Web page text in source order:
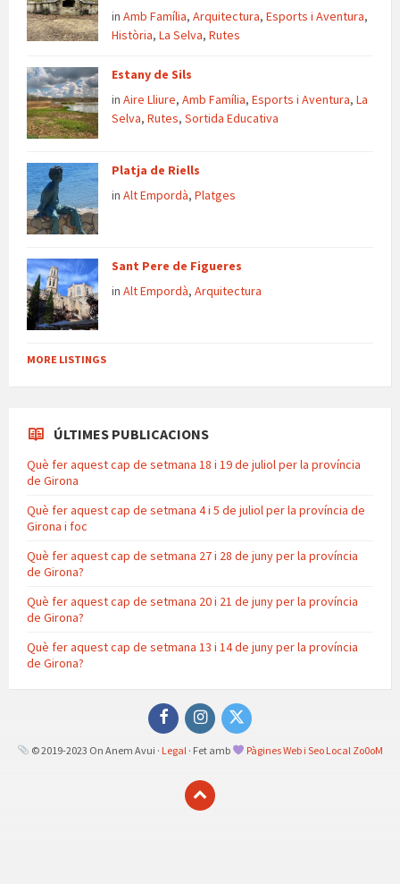
in Amb Família, Arquitectura, Esports i Aventura,
Història, La Selva, Rutes
Estany de Sils
in Aire Lliure, Amb Família, Esports i Aventura, La
Selva, Rutes, Sortida Educativa
Platja de Riells
in Alt Empordà, Platges
Sant Pere de Figueres
in Alt Empordà, Arquitectura
MORE LISTINGS
ÚLTIMES PUBLICACIONS
Què fer aquest cap de setmana 18 i 19 de juliol per la província
de Girona
Què fer aquest cap de setmana 4 i 5 de juliol per la província de
Girona i foc
Què fer aquest cap de setmana 27 i 28 de juny per la província
de Girona?
Què fer aquest cap de setmana 20 i 21 de juny per la província
de Girona?
Què fer aquest cap de setmana 13 i 14 de juny per la província
de Girona?
FacebookInstagramTwitter
© 2019-2023 On Anem Avui · Legal · Fet amb Pàgines Web i Seo Local Zo0oM